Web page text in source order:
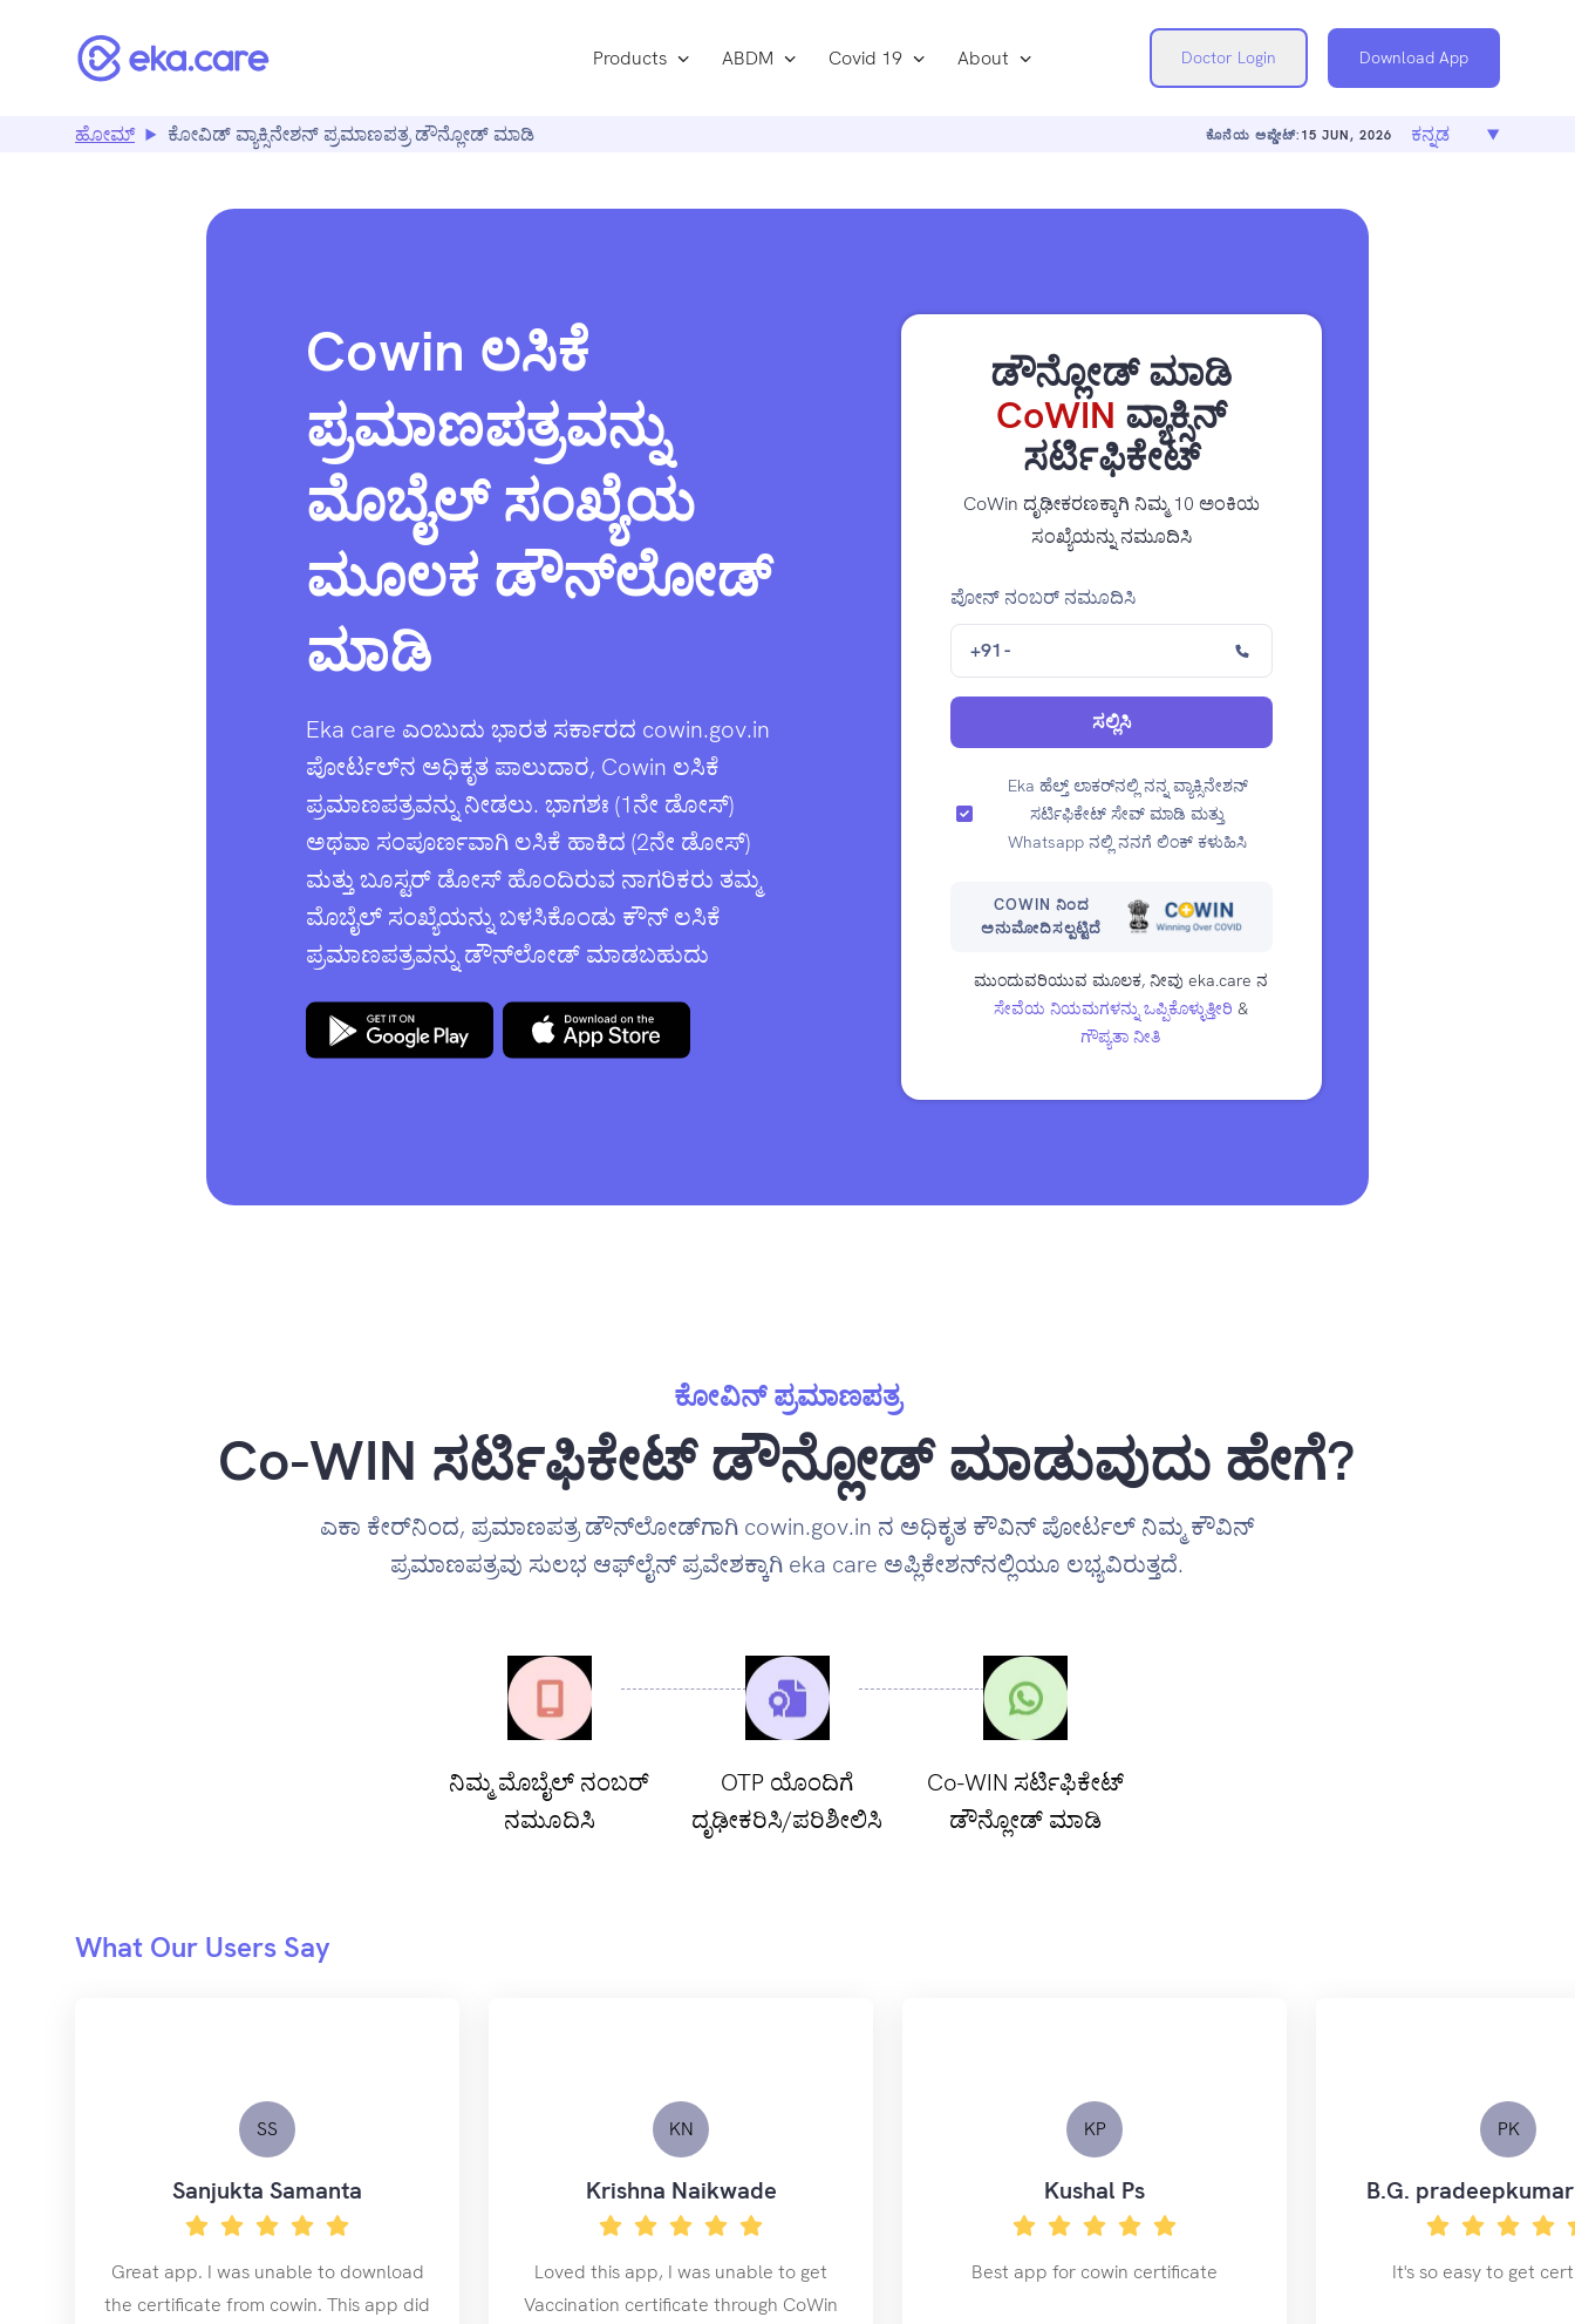
Products ABDM Covid 19 About Doctor Login Download App
ಹೋಮ್ ಕೋವಿಡ್ ವ್ಯಾಕ್ಸಿನೇಶನ್ ಪ್ರಮಾಣಪತ್ರ ಡೌನ್ಲೋಡ್ ಮಾಡಿ ಕೊನೆಯ ಅಪ್ಡೇಟ್: 15 JUN, 2026
Cowin ಲಸಿಕೆ
ಪ್ರಮಾಣಪತ್ರವನ್ನು
ಮೊಬೈಲ್ ಸಂಖ್ಯೆಯ
ಮೂಲಕ ಡೌನ್‌ಲೋಡ್
ಮಾಡಿ
Eka care ಎಂಬುದು ಭಾರತ ಸರ್ಕಾರದ cowin.gov.in
ಪೋರ್ಟಲ್‌ನ ಅಧಿಕೃತ ಪಾಲುದಾರ, Cowin ಲಸಿಕೆ
ಪ್ರಮಾಣಪತ್ರವನ್ನು ನೀಡಲು. ಭಾಗಶಃ (1ನೇ ಡೋಸ್)
ಅಥವಾ ಸಂಪೂರ್ಣವಾಗಿ ಲಸಿಕೆ ಹಾಕಿದ (2ನೇ ಡೋಸ್)
ಮತ್ತು ಬೂಸ್ಟರ್ ಡೋಸ್ ಹೊಂದಿರುವ ನಾಗರಿಕರು ತಮ್ಮ
ಮೊಬೈಲ್ ಸಂಖ್ಯೆಯನ್ನು ಬಳಸಿಕೊಂಡು ಕೌನ್ ಲಸಿಕೆ
ಪ್ರಮಾಣಪತ್ರವನ್ನು ಡೌನ್‌ಲೋಡ್ ಮಾಡಬಹುದು
ಡೌನ್ಲೋಡ್ ಮಾಡಿ
CoWIN ವ್ಯಾಕ್ಸಿನ್
ಸರ್ಟಿಫಿಕೇಟ್
CoWin ದೃಢೀಕರಣಕ್ಕಾಗಿ ನಿಮ್ಮ 10 ಅಂಕಿಯ
ಸಂಖ್ಯೆಯನ್ನು ನಮೂದಿಸಿ
ಪೋನ್ ನಂಬರ್ ನಮೂದಿಸಿ
+91-
ಸಲ್ಲಿಸಿ
Eka ಹೆಲ್ತ್ ಲಾಕರ್‌ನಲ್ಲಿ ನನ್ನ ವ್ಯಾಕ್ಸಿನೇಶನ್
ಸರ್ಟಿಫಿಕೇಟ್ ಸೇವ್ ಮಾಡಿ ಮತ್ತು
Whatsapp ನಲ್ಲಿ ನನಗೆ ಲಿಂಕ್ ಕಳುಹಿಸಿ
COWIN ನಿಂದ
ಅನುಮೋದಿಸಲ್ಪಟ್ಟಿದೆ
ಮುಂದುವರಿಯುವ ಮೂಲಕ, ನೀವು eka.care ನ
ಸೇವೆಯ ನಿಯಮಗಳನ್ನು ಒಪ್ಪಿಕೊಳ್ಳುತ್ತೀರಿ &
ಗೌಪ್ಯತಾ ನೀತಿ
ಕೋವಿನ್ ಪ್ರಮಾಣಪತ್ರ
Co-WIN ಸರ್ಟಿಫಿಕೇಟ್ ಡೌನ್ಲೋಡ್ ಮಾಡುವುದು ಹೇಗೆ?
ಎಕಾ ಕೇರ್‌ನಿಂದ, ಪ್ರಮಾಣಪತ್ರ ಡೌನ್‌ಲೋಡ್‌ಗಾಗಿ cowin.gov.in ನ ಅಧಿಕೃತ ಕೌವಿನ್ ಪೋರ್ಟಲ್ ನಿಮ್ಮ ಕೌವಿನ್
ಪ್ರಮಾಣಪತ್ರವು ಸುಲಭ ಆಫ್‌ಲೈನ್ ಪ್ರವೇಶಕ್ಕಾಗಿ eka care ಅಪ್ಲಿಕೇಶನ್‌ನಲ್ಲಿಯೂ ಲಭ್ಯವಿರುತ್ತದೆ.
ನಿಮ್ಮ ಮೊಬೈಲ್ ನಂಬರ್
ನಮೂದಿಸಿ
OTP ಯೊಂದಿಗೆ
ದೃಢೀಕರಿಸಿ/ಪರಿಶೀಲಿಸಿ
Co-WIN ಸರ್ಟಿಫಿಕೇಟ್
ಡೌನ್ಲೋಡ್ ಮಾಡಿ
What Our Users Say
SS
Sanjukta Samanta
Great app. I was unable to download
the certificate from cowin. This app did
KN
Krishna Naikwade
Loved this app, I was unable to get
Vaccination certificate through CoWin
KP
Kushal Ps
Best app for cowin certificate
PK
B.G.
It's so easy to get